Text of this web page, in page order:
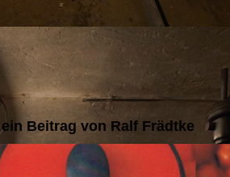
Beitrag von Ralf Frädtke